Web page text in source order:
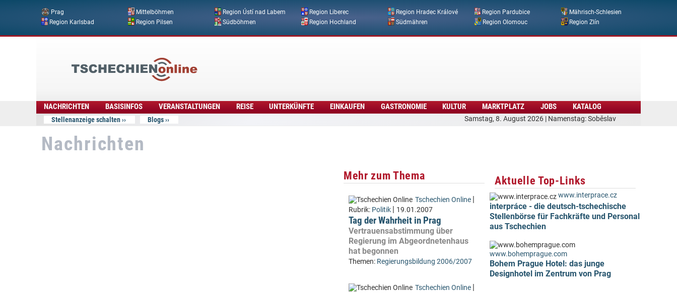
Direkt zum Inhalt
Prag Mittelböhmen Region Ústí nad Labem Region Liberec Region Hradec Králové Region Pardubice
Mährisch-Schlesien
Region Karlsbad
Region Pilsen Südböhmen Region Hochland Südmähren Region Olomouc Region Zlín
Samstag, 8. August 2026 | Namenstag: Soběslav
Online
NACHRICHTEN BASISINFOS VERANSTALTUNGEN REISE UNTERKÜNFTE EINKAUFEN GASTRONOMIE KULTUR MARKTPLATZ JOBS KATALOG
Stellenanzeige schalten Blogs
Nachrichten
Mehr zum Thema
Tschechien Online |
Rubrik: Politik | 19.01.2007
Tag der Wahrheit in Prag
Vertrauensabstimmung über
Regierung im Abgeordnetenhaus
hat begonnen
Themen: Regierungsbildung 2006/2007
Tschechien Online |
Aktuelle Top-Links
www.interprace.cz
interpráce - die deutsch-tschechische
Stellenbörse für Fachkräfte und Personal
aus Tschechien
www.bohemprague.com
Bohem Prague Hotel: das junge
Designhotel im Zentrum von Prag